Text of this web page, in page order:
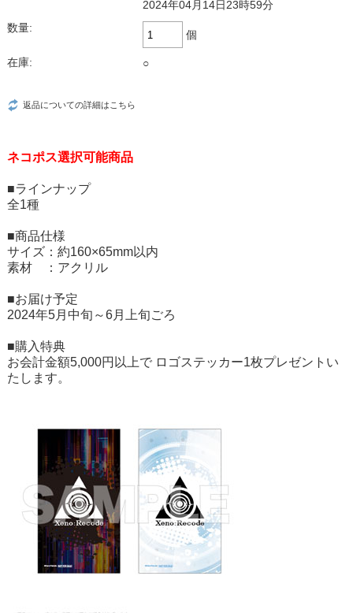
2024年04月14日23時59分
数量:
個
在庫: ○
返品についての詳細はこちら
ネコポス選択可能商品
■ラインナップ
全1種
■商品仕様
サイズ：約160×65mm以内
素材 ：アクリル
■お届け予定
2024年5月中旬～6月上旬ごろ
■購入特典
お会計金額5,000円以上で ロゴステッカー1枚プレゼントい
たします。